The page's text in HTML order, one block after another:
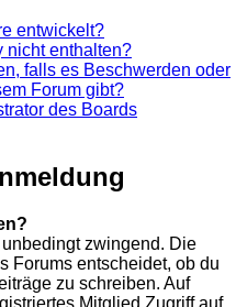
entwickelt?
nicht enthalten?
falls es Beschwerden oder
Forum gibt?
des Boards
zwingend. Die
Forums entscheidet, ob du
zu schreiben. Auf
Mitglied Zugriff auf